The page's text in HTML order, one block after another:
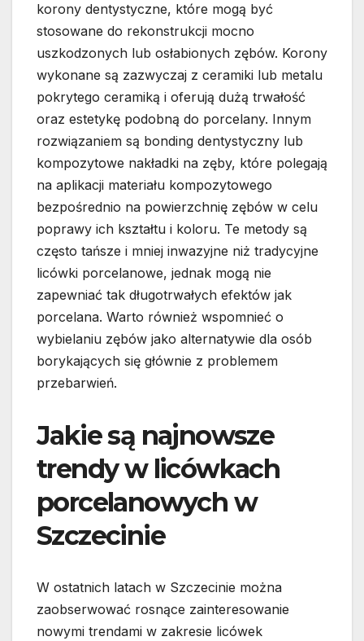
korony dentystyczne, które mogą być
stosowane do rekonstrukcji mocno
uszkodzonych lub osłabionych zębów. Korony
wykonane są zazwyczaj z ceramiki lub metalu
pokrytego ceramiką i oferują dużą trwałość
oraz estetykę podobną do porcelany. Innym
rozwiązaniem są bonding dentystyczny lub
kompozytowe nakładki na zęby, które polegają
na aplikacji materiału kompozytowego
bezpośrednio na powierzchnię zębów w celu
poprawy ich kształtu i koloru. Te metody są
często tańsze i mniej inwazyjne niż tradycyjne
licówki porcelanowe, jednak mogą nie
zapewniać tak długotrwałych efektów jak
porcelana. Warto również wspomnieć o
wybielaniu zębów jako alternatywie dla osób
borykających się głównie z problemem
przebarwień.
Jakie są najnowsze
trendy w licówkach
porcelanowych w
Szczecinie
W ostatnich latach w Szczecinie można
zaobserwować rosnące zainteresowanie
nowymi trendami w zakresie licówek